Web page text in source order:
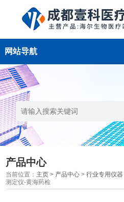
网站导航
产品中心
当前位置： 主页 > 产品中心 >行业专用仪器
测定仪-黄海药检